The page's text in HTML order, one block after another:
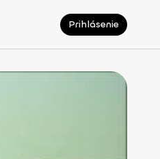
Prihlásenie